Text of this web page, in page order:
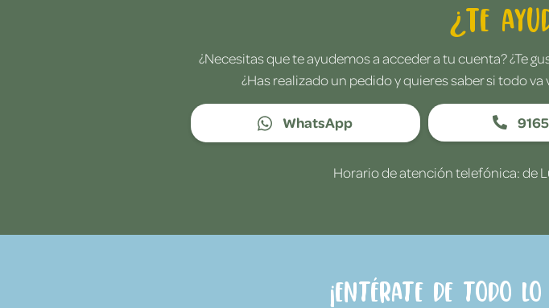
¿Te
¿Necesitas que te ayudemos a acceder a tu cuenta? ¿Te
¿Has realizado un pedido y quieres saber si todo
WhatsApp
Horario de atención telefónica: de
¡Entérate de todo lo